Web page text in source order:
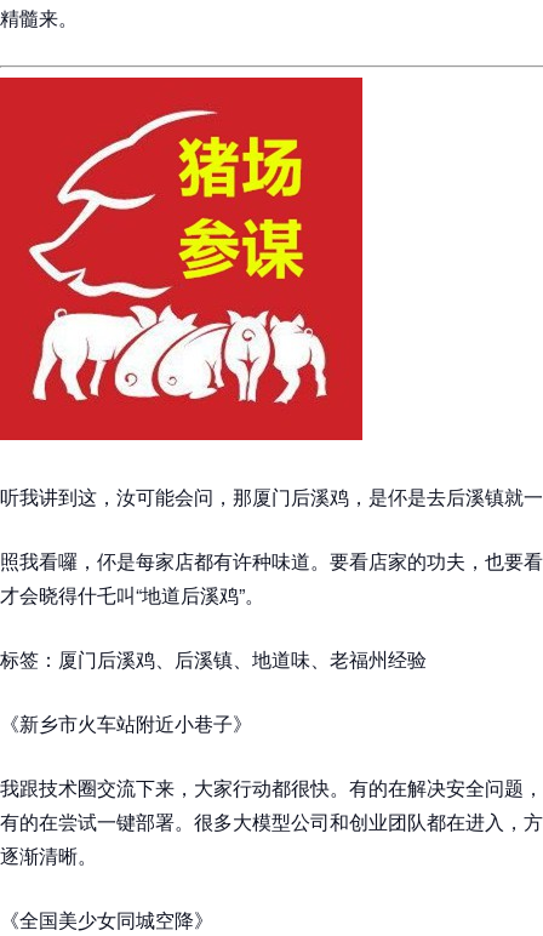
精髓来。
听我讲到这，汝可能会问，那厦门后溪鸡，是伓是去后溪镇就
照我看囉，伓是每家店都有许种味道。要看店家的功夫，也要
才会晓得什乇叫“地道后溪鸡”。
标签：厦门后溪鸡、后溪镇、地道味、老福州经验
《新乡市火车站附近小巷子》
我跟技术圈交流下来，大家行动都很快。有的在解决安全问题
有的在尝试一键部署。很多大模型公司和创业团队都在进入，
逐渐清晰。
《全国美少女同城空降》